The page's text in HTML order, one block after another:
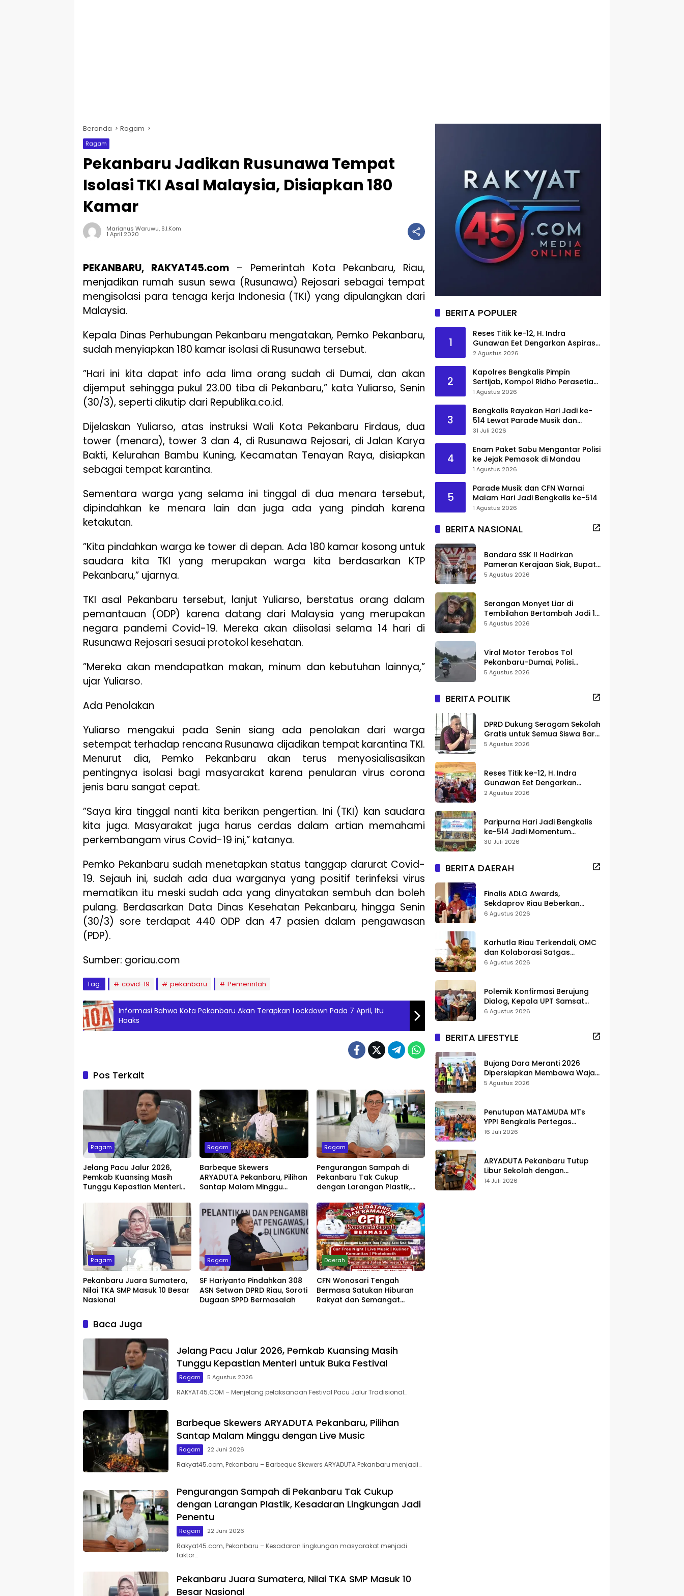
Beranda Ragam
Ragam
Pekanbaru Jadikan Rusunawa Tempat
Isolasi TKI Asal Malaysia, Disiapkan 180
Kamar
Marianus Waruwu, S.I.Kom
1 April 2020
PEKANBARU, RAKYAT45.com – Pemerintah Kota Pekanbaru, Riau,
menjadikan rumah susun sewa (Rusunawa) Rejosari sebagai tempat
mengisolasi para tenaga kerja Indonesia (TKI) yang dipulangkan dari
Malaysia.
Kepala Dinas Perhubungan Pekanbaru mengatakan, Pemko Pekanbaru,
sudah menyiapkan 180 kamar isolasi di Rusunawa tersebut.
”Hari ini kita dapat info ada lima orang sudah di Dumai, dan akan
dijemput sehingga pukul 23.00 tiba di Pekanbaru,” kata Yuliarso, Senin
(30/3), seperti dikutip dari Republika.co.id.
Dijelaskan Yuliarso, atas instruksi Wali Kota Pekanbaru Firdaus, dua
tower (menara), tower 3 dan 4, di Rusunawa Rejosari, di Jalan Karya
Bakti, Kelurahan Bambu Kuning, Kecamatan Tenayan Raya, disiapkan
sebagai tempat karantina.
Sementara warga yang selama ini tinggal di dua menara tersebut,
dipindahkan ke menara lain dan juga ada yang pindah karena
ketakutan.
”Kita pindahkan warga ke tower di depan. Ada 180 kamar kosong untuk
saudara kita TKI yang merupakan warga kita berdasarkan KTP
Pekanbaru,” ujarnya.
TKI asal Pekanbaru tersebut, lanjut Yuliarso, berstatus orang dalam
pemantauan (ODP) karena datang dari Malaysia yang merupakan
negara pandemi Covid-19. Mereka akan diisolasi selama 14 hari di
Rusunawa Rejosari sesuai protokol kesehatan.
”Mereka akan mendapatkan makan, minum dan kebutuhan lainnya,”
ujar Yuliarso.
Ada Penolakan
Yuliarso mengakui pada Senin siang ada penolakan dari warga
setempat terhadap rencana Rusunawa dijadikan tempat karantina TKI.
Menurut dia, Pemko Pekanbaru akan terus menyosialisasikan
pentingnya isolasi bagi masyarakat karena penularan virus corona
jenis baru sangat cepat.
”Saya kira tinggal nanti kita berikan pengertian. Ini (TKI) kan saudara
kita juga. Masyarakat juga harus cerdas dalam artian memahami
perkembangam virus Covid-19 ini,” katanya.
Pemko Pekanbaru sudah menetapkan status tanggap darurat Covid-
19. Sejauh ini, sudah ada dua warganya yang positif terinfeksi virus
mematikan itu meski sudah ada yang dinyatakan sembuh dan boleh
pulang. Berdasarkan Data Dinas Kesehatan Pekanbaru, hingga Senin
(30/3) sore terdapat 440 ODP dan 47 pasien dalam pengawasan
(PDP).
Sumber: goriau.com
Tag: covid-19 pekanbaru Pemerintah
Informasi Bahwa Kota Pekanbaru Akan Terapkan Lockdown Pada 7 April, Itu
Hoaks
Pos Terkait
Ragam
Jelang Pacu Jalur 2026,
Pemkab Kuansing Masih
Tunggu Kepastian Menteri
Ragam
Barbeque Skewers
ARYADUTA Pekanbaru, Pilihan
Santap Malam Minggu
Ragam
Pengurangan Sampah di
Pekanbaru Tak Cukup
dengan Larangan Plastik,
Penentu
Ragam
Pekanbaru Juara Sumatera,
Nilai TKA SMP Masuk 10 Besar
Nasional
Ragam
SF Hariyanto Pindahkan 308
ASN Setwan DPRD Riau, Soroti
Dugaan SPPD Bermasalah
Daerah
CFN Wonosari Tengah
Bermasa Satukan Hiburan
Rakyat dan Semangat
Baca Juga
Jelang Pacu Jalur 2026, Pemkab Kuansing Masih
Tunggu Kepastian Menteri untuk Buka Festival
Ragam 5 Agustus 2026
RAKYAT45.COM – Menjelang pelaksanaan Festival Pacu Jalur Tradisional…
Barbeque Skewers ARYADUTA Pekanbaru, Pilihan
Santap Malam Minggu dengan Live Music
Ragam 22 Juni 2026
Rakyat45.com, Pekanbaru – Barbeque Skewers ARYADUTA Pekanbaru menjadi…
Pengurangan Sampah di Pekanbaru Tak Cukup
dengan Larangan Plastik, Kesadaran Lingkungan Jadi
Penentu
Ragam 22 Juni 2026
Rakyat45.com, Pekanbaru – Kesadaran lingkungan masyarakat menjadi
faktor…
Pekanbaru Juara Sumatera, Nilai TKA SMP Masuk 10
Besar Nasional
BERITA POPULER
1
Reses Titik ke-12, H. Indra
Gunawan Eet Dengarkan Aspirasi
Senggoro
2 Agustus 2026
2
Kapolres Bengkalis Pimpin
Sertijab, Kompol Ridho Perasetia
Jadi Wakapolres
1 Agustus 2026
3
Bengkalis Rayakan Hari Jadi ke-
514 Lewat Parade Musik dan
Pameran Kuliner
31 Juli 2026
4
Enam Paket Sabu Mengantar Polisi
ke Jejak Pemasok di Mandau
1 Agustus 2026
5
Parade Musik dan CFN Warnai
Malam Hari Jadi Bengkalis ke-514
1 Agustus 2026
BERITA NASIONAL
Bandara SSK II Hadirkan
Pameran Kerajaan Siak, Bupati
Afni: Jadi Ruang Edukasi
5 Agustus 2026
Serangan Monyet Liar di
Tembilahan Bertambah Jadi 16
Korban, DPKP Bantah Video
5 Agustus 2026
Viral Motor Terobos Tol
Pekanbaru-Dumai, Polisi
Ungkap Pengendara Alami
5 Agustus 2026
BERITA POLITIK
DPRD Dukung Seragam Sekolah
Gratis untuk Semua Siswa Baru,
Minta Rehab Sekolah Jangan
5 Agustus 2026
Reses Titik ke-12, H. Indra
Gunawan Eet Dengarkan
Aspirasi Senggoro
2 Agustus 2026
Paripurna Hari Jadi Bengkalis
ke-514 Jadi Momentum
Perkuat Persatuan dan
30 Juli 2026
BERITA DAERAH
Finalis ADLG Awards,
Sekdaprov Riau Beberkan
Strategi Digitalisasi untuk
6 Agustus 2026
Karhutla Riau Terkendali, OMC
dan Kolaborasi Satgas
Berhasil Tekan Titik Api
6 Agustus 2026
Polemik Konfirmasi Berujung
Dialog, Kepala UPT Samsat
Bengkalis Minta Maaf
6 Agustus 2026
BERITA LIFESTYLE
Bujang Dara Meranti 2026
Dipersiapkan Membawa Wajah
Daerah ke Publik
5 Agustus 2026
Penutupan MATAMUDA MTs
YPPI Bengkalis Pertegas
Pendidikan Berbasis Adat dan
16 Juli 2026
ARYADUTA Pekanbaru Tutup
Libur Sekolah dengan
Pengalaman Staycation
14 Juli 2026